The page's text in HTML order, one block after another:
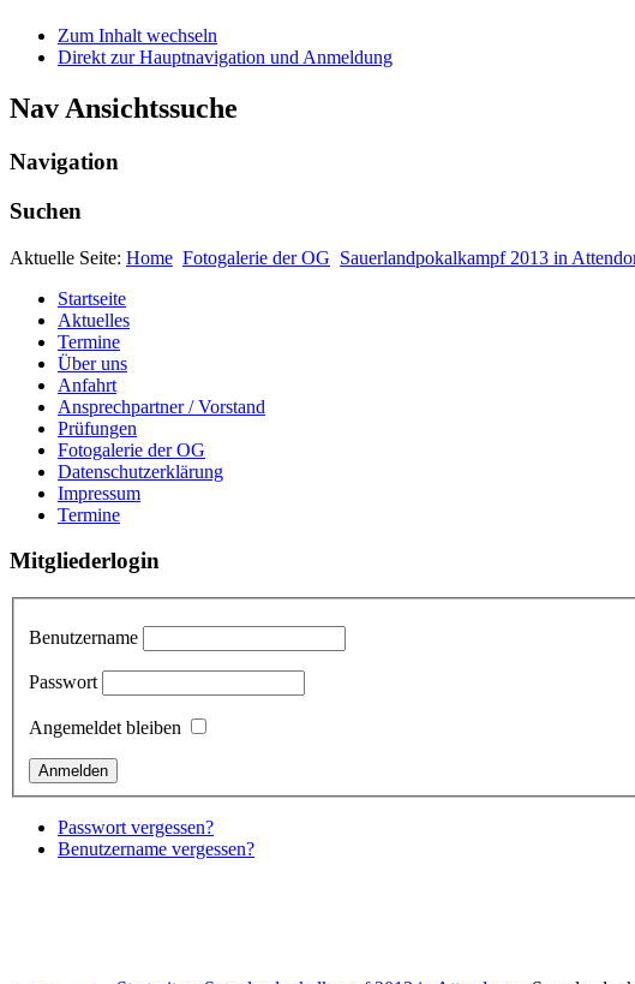
Zum Inhalt wechseln
Direkt zur Hauptnavigation und Anmeldung
Nav Ansichtssuche
Navigation
Suchen
Aktuelle Seite: Home Fotogalerie der OG Sauerlandpokalkampf 2013 in
Startseite
Aktuelles
Termine
Über uns
Anfahrt
Ansprechpartner / Vorstand
Prüfungen
Fotogalerie der OG
Datenschutzerklärung
Impressum
Termine
Mitgliederlogin
Benutzername
Passwort
Angemeldet bleiben
Passwort vergessen?
Benutzername vergessen?